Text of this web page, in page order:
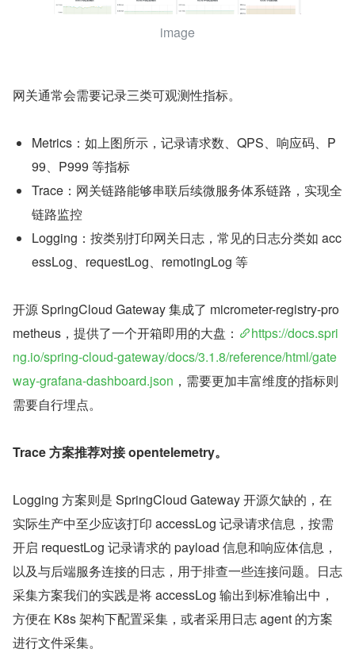
image
网关通常会需要记录三类可观测性指标。
Metrics：如上图所示，记录请求数、QPS、响应码、P
99、P999 等指标
Trace：网关链路能够串联后续微服务体系链路，实现全
链路监控
Logging：按类别打印网关日志，常见的日志分类如 acc
essLog、requestLog、remotingLog 等
开源 SpringCloud Gateway 集成了 micrometer-registry-pro
metheus，提供了一个开箱即用的大盘：
https://docs.spri
ng.io/spring-cloud-gateway/docs/3.1.8/reference/html/gate
way-grafana-dashboard.json ，需要更加丰富维度的指标则
需要自行埋点。
Trace 方案推荐对接 opentelemetry。
Logging 方案则是 SpringCloud Gateway 开源欠缺的，在
实际生产中至少应该打印 accessLog 记录请求信息，按需
开启 requestLog 记录请求的 payload 信息和响应体信息，
以及与后端服务连接的日志，用于排查一些连接问题。日志
采集方案我们的实践是将 accessLog 输出到标准输出中，
方便在 K8s 架构下配置采集，或者采用日志 agent 的方案
进行文件采集。